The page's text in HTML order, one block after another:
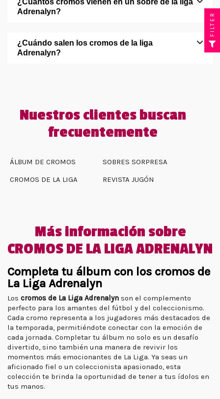
¿Cuántos cromos vienen en un sobre de la liga
Adrenalyn?
¿Cuándo salen los cromos de la liga
Adrenalyn?
Nuestros clientes buscan
frecuentemente
ÁLBUM DE CROMOS
SOBRES SORPRESA
CROMOS DE LA LIGA
REVISTA JUGÓN
Más información sobre
CROMOS DE LA LIGA ADRENALYN
Completa tu álbum con los cromos de
La Liga Adrenalyn
Los cromos de La Liga Adrenalyn son el complemento
perfecto para los amantes del fútbol y del coleccionismo.
Cada cromo representa a los jugadores más destacados de
la temporada, permitiéndote conectar con la emoción de
cada jornada. Completar tu álbum no solo es un desafío
divertido, sino también una manera de revivir los
momentos más emocionantes de La Liga. Ya seas un
aficionado fiel o un coleccionista apasionado, esta
colección te brinda la oportunidad de tener a tus ídolos en
tus manos.
FILTER